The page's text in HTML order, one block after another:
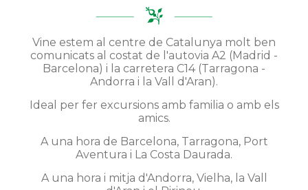
Vine estem al centre de Catalunya molt ben
comunicats al costat de l'autovia A2 (Madrid -
Barcelona) i la carretera C14 (Tarragona -
Andorra i la Vall d'Aran).
Ideal per fer excursions amb familia o amb els
amics.
A una hora de Barcelona, Tarragona, Port
Aventura i La Costa Daurada.
A una hora i mitja d'Andorra, Vielha, la Vall